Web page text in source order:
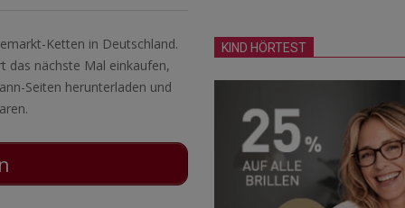
Ketten in Deutschland.
das nächste Mal einkaufen,
Seiten herunterladen und
KIND HÖRTEST